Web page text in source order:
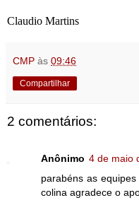
Claudio Martins
CMP às 09:46
Compartilhar
2 comentários:
Anônimo 4 de maio
parabéns as
colina agradece o